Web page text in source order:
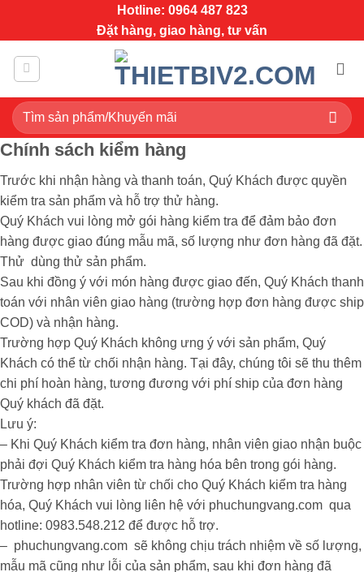
dung
Hotline: 0964 487 823
Đặt hàng, giao hàng, tư vấn
Tìm
kiếm:
Chính sách kiểm hàng
Trước khi nhận hàng và thanh toán, Quý Khách được quyền
kiểm tra sản phẩm và hỗ trợ thử hàng.
Quý Khách vui lòng mở gói hàng kiểm tra để đảm bảo đơn
hàng được giao đúng mẫu mã, số lượng như đơn hàng đã đặt.
Thử dùng thử sản phẩm.
Sau khi đồng ý với món hàng được giao đến, Quý Khách thanh
toán với nhân viên giao hàng (trường hợp đơn hàng được ship
COD) và nhận hàng.
Trường hợp Quý Khách không ưng ý với sản phẩm, Quý
Khách có thể từ chối nhận hàng. Tại đây, chúng tôi sẽ thu thêm
chi phí hoàn hàng, tương đương với phí ship của đơn hàng
Quý khách đã đặt.
Lưu ý:
– Khi Quý Khách kiểm tra đơn hàng, nhân viên giao nhận buộc
phải đợi Quý Khách kiểm tra hàng hóa bên trong gói hàng.
Trường hợp nhân viên từ chối cho Quý Khách kiểm tra hàng
hóa, Quý Khách vui lòng liên hệ với phuchungvang.com qua
hotline: 0983.548.212 để được hỗ trợ.
– phuchungvang.com sẽ không chịu trách nhiệm về số lượng,
mẫu mã cũng như lỗi của sản phẩm, sau khi đơn hàng đã